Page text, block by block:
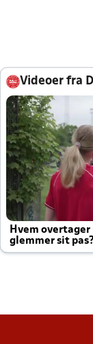
Videoer fra
Hvem overtager
glemmer sit
altid til efter